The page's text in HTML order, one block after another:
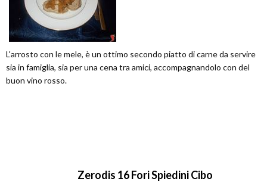
L'arrosto con le mele, è un ottimo secondo piatto di carne da servire
sia in famiglia, sia per una cena tra amici, accompagnandolo con del
buon vino rosso.
Zerodis 16 Fori Spiedini Cibo